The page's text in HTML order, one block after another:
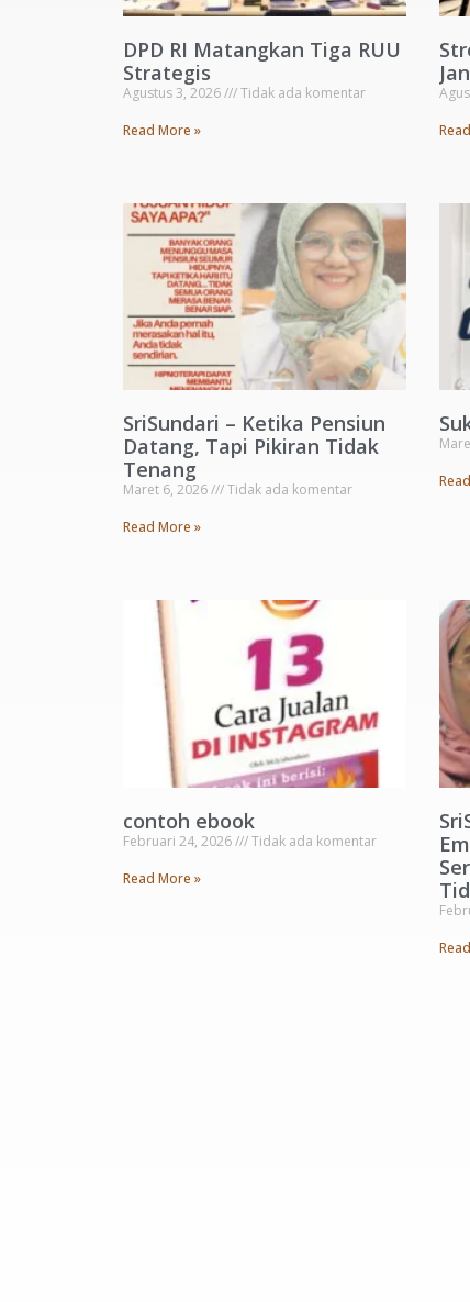
DPD RI Matangkan Tiga RUU
Strategis
Agustus 3, 2026
Tidak ada komentar
Read More »
SriSundari – Ketika Pensiun
Datang, Tapi Pikiran Tidak
Tenang
Maret 6, 2026
Tidak ada komentar
Read More »
contoh ebook
Februari 24, 2026
Tidak ada komentar
Read More »